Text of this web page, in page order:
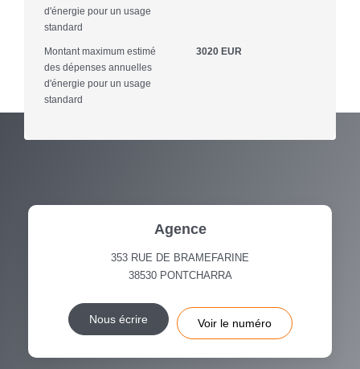
d'énergie pour un usage
standard
Montant maximum estimé
des dépenses annuelles
d'énergie pour un usage
standard
3020 EUR
Agence
353 RUE DE BRAMEFARINE
38530 PONTCHARRA
Nous écrire Voir le numéro